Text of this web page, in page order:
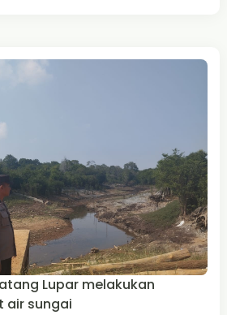
Lupar melakukan
air sungai